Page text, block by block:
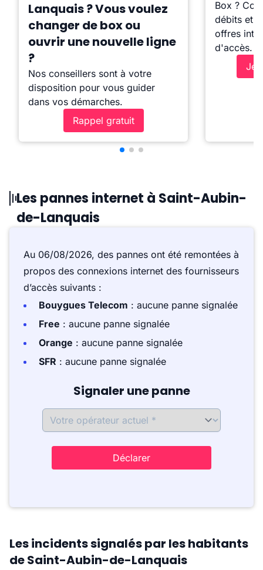
Lanquais ? Vous voulez
changer de box ou
ouvrir une nouvelle ligne
?
Nos conseillers sont à votre
disposition pour vous guider
dans vos démarches.
Rappel gratuit
Box ?
débits et
offres
d'accès.
Je
Les pannes internet à Saint-Aubin-
de-Lanquais
Au 06/08/2026, des pannes ont été remontées à
propos des connexions internet des fournisseurs
d’accès suivants :
Bouygues Telecom : aucune panne signalée
Free : aucune panne signalée
Orange : aucune panne signalée
SFR : aucune panne signalée
Signaler une panne
Déclarer
Les incidents signalés par les habitants
de Saint-Aubin-de-Lanquais